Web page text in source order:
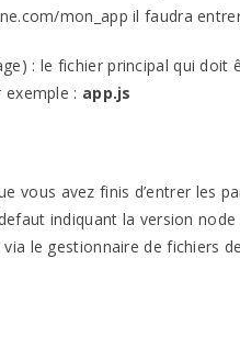
mon_app il faudra
: le fichier principal qui doit
exemple : app.js
vous avez finis d’entrer les
indiquant la version
le gestionnaire de fichiers